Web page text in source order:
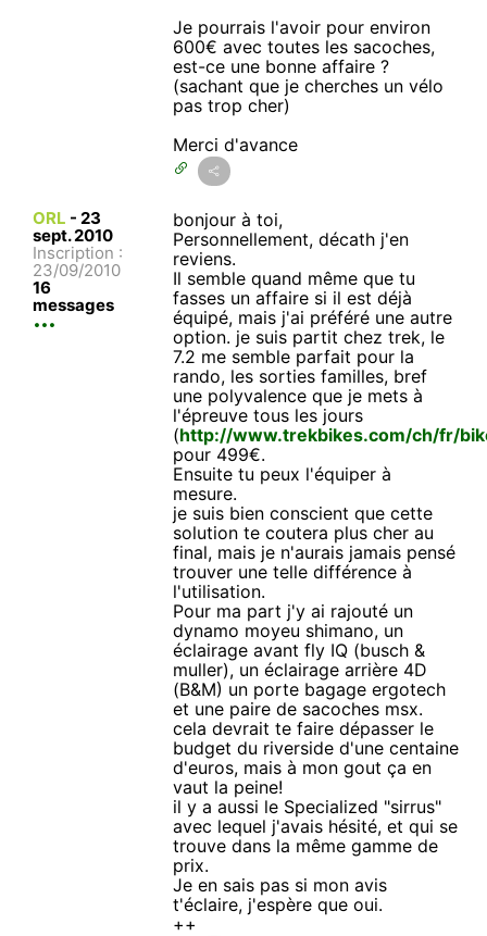
Je pourrais l'avoir pour environ
600€ avec toutes les sacoches,
est-ce une bonne affaire ?
(sachant que je cherches un vélo
pas trop cher)
Merci d'avance
ORL - 23
sept. 2010
Inscription :
23/09/2010
16
messages
bonjour à toi,
Personnellement, décath j'en
reviens.
Il semble quand même que tu
fasses un affaire si il est déjà
équipé, mais j'ai préféré une autre
option. je suis partit chez trek, le
7.2 me semble parfait pour la
rando, les sorties familles, bref
une polyvalence que je mets à
l'épreuve tous les jours
(http://www.trekbikes.com/ch/fr/
pour 499€.
Ensuite tu peux l'équiper à
mesure.
je suis bien conscient que cette
solution te coutera plus cher au
final, mais je n'aurais jamais pensé
trouver une telle différence à
l'utilisation.
Pour ma part j'y ai rajouté un
dynamo moyeu shimano, un
éclairage avant fly IQ (busch &
muller), un éclairage arrière 4D
(B&M) un porte bagage ergotech
et une paire de sacoches msx.
cela devrait te faire dépasser le
budget du riverside d'une centaine
d'euros, mais à mon gout ça en
vaut la peine!
il y a aussi le Specialized "sirrus"
avec lequel j'avais hésité, et qui se
trouve dans la même gamme de
prix.
Je en sais pas si mon avis
t'éclaire, j'espère que oui.
++